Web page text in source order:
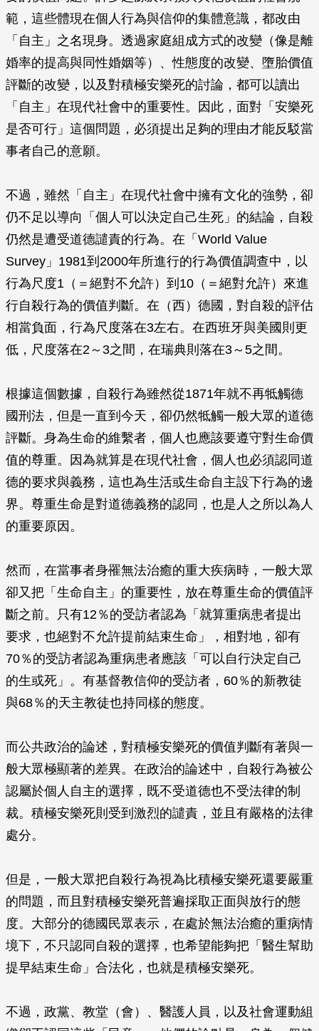
範，這些體現在個人行為與信仰的集體意識，都改由
「自主」之名現身。透過家庭組成方式的改變（像是離
婚率的提高與同性婚姻等）、性態度的改變、墮胎價值
評斷的改變，以及對積極安樂死的討論，都可以讀出
「自主」在現代社會中的重要性。因此，面對「安樂死
是否可行」這個問題，必須提出足夠的理由才能反駁當
事者自己的意願。
不過，雖然「自主」在現代社會中擁有文化的強勢，卻
仍不足以導向「個人可以決定自己生死」的結論，自殺
仍然是遭受道德譴責的行為。在「World Value
Survey」1981到2000年所進行的行為價值調查中，以
行為尺度1（＝絕對不允許）到10（＝絕對允許）來進
行自殺行為的價值判斷。在（西）德國，對自殺的評估
相當負面，行為尺度落在3左右。在西班牙與美國則更
低，尺度落在2～3之間，在瑞典則落在3～5之間。
根據這個數據，自殺行為雖然從1871年就不再牴觸德
國刑法，但是一直到今天，卻仍然牴觸一般大眾的道德
評斷。身為生命的維繫者，個人也應該要遵守對生命價
值的尊重。因為就算是在現代社會，個人也必須認同道
德的要求與義務，這也為生活或生命自主設下行為的邊
界。尊重生命是對道德義務的認同，也是人之所以為人
的重要原因。
然而，在當事者身罹無法治癒的重大疾病時，一般大眾
卻又把「生命自主」的重要性，放在尊重生命的價值評
斷之前。只有12％的受訪者認為「就算重病患者提出
要求，也絕對不允許提前結束生命」，相對地，卻有
70％的受訪者認為重病患者應該「可以自行決定自己
的生或死」。有基督教信仰的受訪者，60％的新教徒
與68％的天主教徒也持同樣的態度。
而公共政治的論述，對積極安樂死的價值判斷有著與一
般大眾極顯著的差異。在政治的論述中，自殺行為被公
認屬於個人自主的選擇，既不受道德也不受法律的制
裁。積極安樂死則受到激烈的譴責，並且有嚴格的法律
處分。
但是，一般大眾把自殺行為視為比積極安樂死還要嚴重
的問題，而且對積極安樂死普遍採取正面與放行的態
度。大部分的德國民眾表示，在處於無法治癒的重病情
境下，不只認同自殺的選擇，也希望能夠把「醫生幫助
提早結束生命」合法化，也就是積極安樂死。
不過，政黨、教堂（會）、醫護人員，以及社會運動組